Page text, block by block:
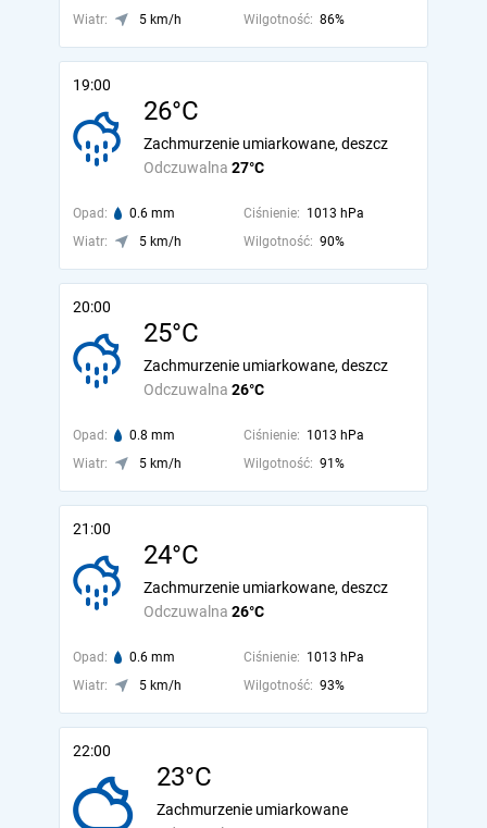
Wiatr:
5 km/h Wilgotność: 86%
19:00
26°C
Odczuwalna 27°C
Zachmurzenie umiarkowane, deszcz
Opad: 0.6 mm Ciśnienie: 1013 hPa
Wiatr:
5 km/h Wilgotność: 90%
20:00
25°C
Odczuwalna 26°C
Zachmurzenie umiarkowane, deszcz
Opad: 0.8 mm Ciśnienie: 1013 hPa
Wiatr:
5 km/h Wilgotność: 91%
21:00
24°C
Odczuwalna 26°C
Zachmurzenie umiarkowane, deszcz
Opad: 0.6 mm Ciśnienie: 1013 hPa
Wiatr:
5 km/h Wilgotność: 93%
22:00
23°C
Zachmurzenie umiarkowane